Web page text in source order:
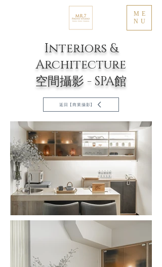
ME
NU
Interiors &
Architecture
​空間攝影​ - SPA館
返回【商業攝影】